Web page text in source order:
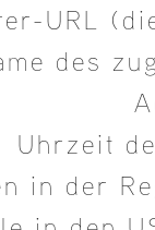
URL
des
Uhrzeit
in der